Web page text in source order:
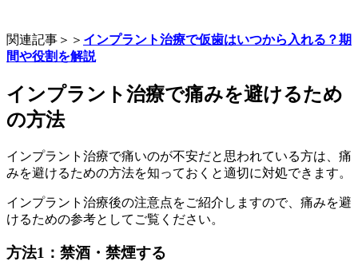
関連記事＞＞ インプラント治療で仮歯はいつから入れる？期
間や役割を解説
インプラント治療で痛みを避けるため
の方法
インプラント治療で痛いのが不安だと思われている方は、痛
みを避けるための方法を知っておくと適切に対処できます。
インプラント治療後の注意点をご紹介しますので、痛みを避
けるための参考としてご覧ください。
方法1：禁酒・禁煙する